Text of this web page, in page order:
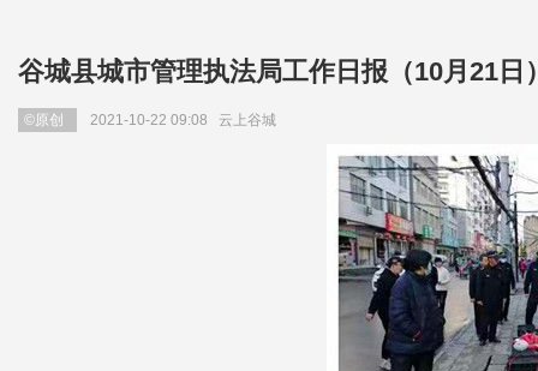
谷城县城市管理执法局工作日报（10月21日
©原创 2021-10-22 09:08 云上谷城